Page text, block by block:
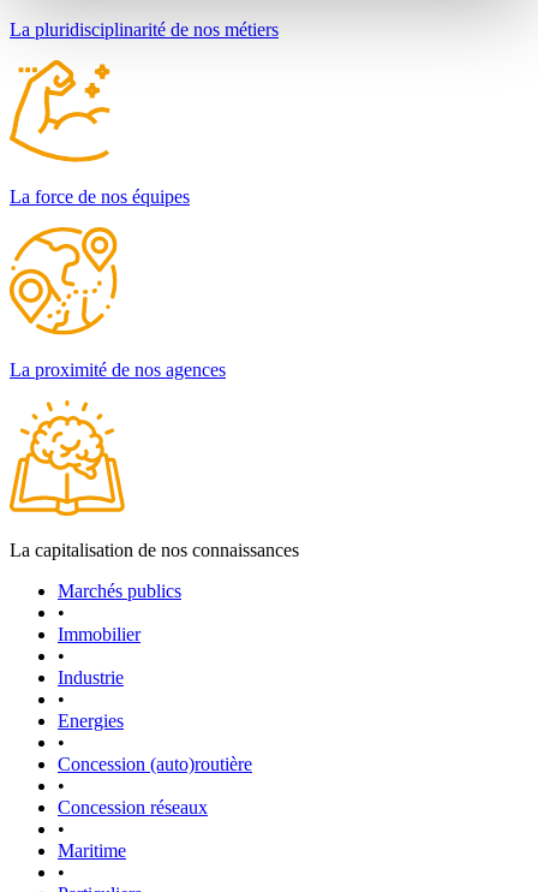
La pluridisciplinarité de nos métiers
La force de nos équipes
La proximité de nos agences
La capitalisation de nos connaissances
Marchés publics
•
Immobilier
•
Industrie
•
Energies
•
Concession (auto)routière
•
Concession réseaux
•
Maritime
•